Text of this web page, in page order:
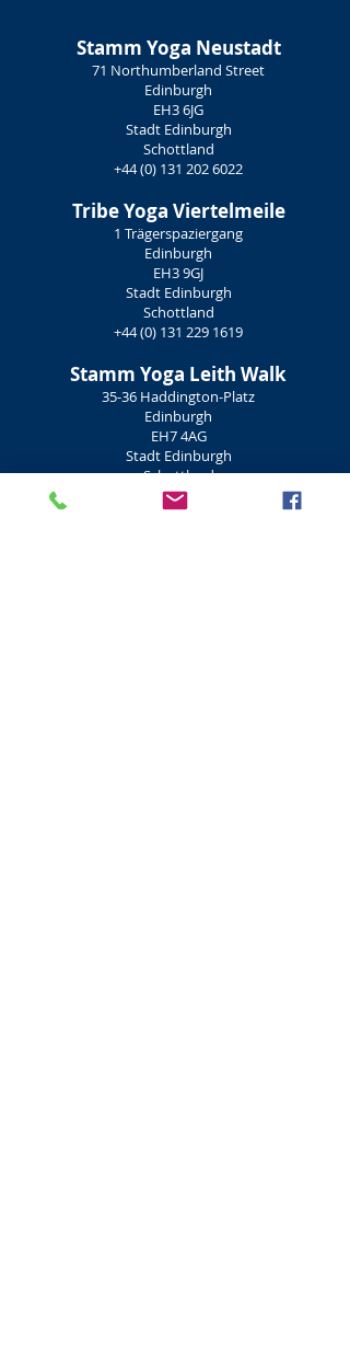
Stamm Yoga Neustadt
71 Northumberland Street
Edinburgh
EH3 6JG
Stadt Edinburgh
Schottland
+44 (0) 131 202 6022
Tribe Yoga Viertelmeile
1 Trägerspaziergang
Edinburgh
EH3 9GJ
Stadt Edinburgh
Schottland
+44 (0) 131 229 1619
Stamm Yoga Leith Walk
35-36 Haddington-Platz
Edinburgh
EH7 4AG
Stadt Edinburgh
Schottland
+44 (0) 131 652 3924